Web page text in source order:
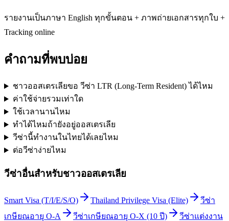
รายงานเป็นภาษา English ทุกขั้นตอน + ภาพถ่ายเอกสารทุกใบ +
Tracking online
คำถามที่พบบ่อย
ชาวออสเตรเลียขอ วีซ่า LTR (Long-Term Resident) ได้ไหม
ค่าใช้จ่ายรวมเท่าใด
ใช้เวลานานไหม
ทำได้ไหมถ้ายังอยู่ออสเตรเลีย
วีซ่านี้ทำงานในไทยได้เลยไหม
ต่อวีซ่าง่ายไหม
วีซ่าอื่นสำหรับชาวออสเตรเลีย
Smart Visa (T/I/E/S/O) Thailand Privilege Visa (Elite)
วีซ่า
เกษียณอายุ O-A
วีซ่าเกษียณอายุ O-X (10 ปี)
วีซ่าแต่งงาน